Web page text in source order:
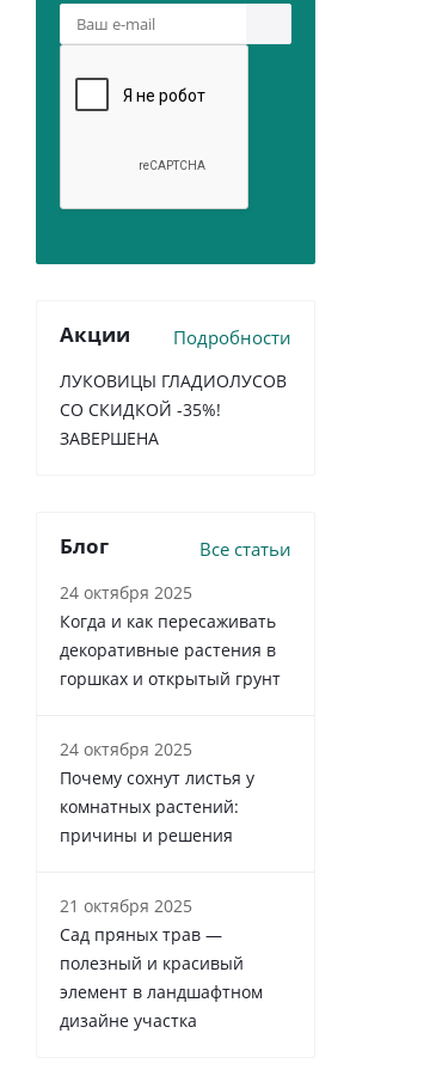
Акции Подробности
ЛУКОВИЦЫ ГЛАДИОЛУСОВ
СО СКИДКОЙ -35%!
ЗАВЕРШЕНА
Блог Все статьи
24 октября 2025
Когда и как пересаживать
декоративные растения в
горшках и открытый грунт
24 октября 2025
Почему сохнут листья у
комнатных растений:
причины и решения
21 октября 2025
Сад пряных трав —
полезный и красивый
элемент в ландшафтном
дизайне участка